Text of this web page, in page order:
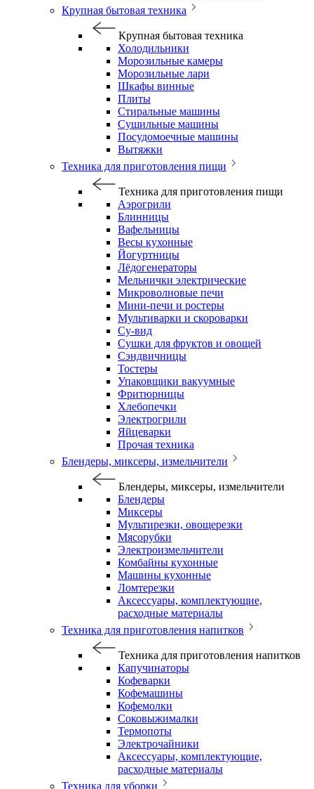
Крупная бытовая техника
Крупная бытовая техника
Холодильники
Морозильные камеры
Морозильные лари
Шкафы винные
Плиты
Стиральные машины
Сушильные машины
Посудомоечные машины
Вытяжки
Техника для приготовления пищи
Техника для приготовления пищи
Аэрогрили
Блинницы
Вафельницы
Весы кухонные
Йогуртницы
Лёдогенераторы
Мельнички электрические
Микроволновые печи
Мини-печи и ростеры
Мультиварки и скороварки
Су-вид
Сушки для фруктов и овощей
Сэндвичницы
Тостеры
Упаковщики вакуумные
Фритюрницы
Хлебопечки
Электрогрили
Яйцеварки
Прочая техника
Блендеры, миксеры, измельчители
Блендеры, миксеры, измельчители
Блендеры
Миксеры
Мультирезки, овощерезки
Мясорубки
Электроизмельчители
Комбайны кухонные
Машины кухонные
Ломтерезки
Аксессуары, комплектующие,
расходные материалы
Техника для приготовления напитков
Техника для приготовления напитков
Капучинаторы
Кофеварки
Кофемашины
Кофемолки
Соковыжималки
Термопоты
Электрочайники
Аксессуары, комплектующие,
расходные материалы
Техника для уборки